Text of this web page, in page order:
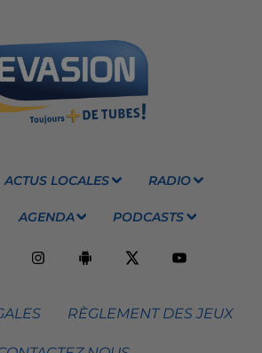
ACTUS LOCALES RADIO
AGENDA PODCASTS
RÈGLEMENT DES JEUX